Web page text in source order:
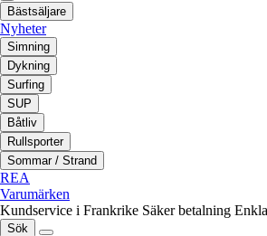
Bästsäljare
Nyheter
Simning
Dykning
Surfing
SUP
Båtliv
Rullsporter
Sommar / Strand
REA
Varumärken
Kundservice i Frankrike Säker betalning
Sök